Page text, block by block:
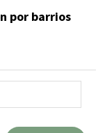
por barrios